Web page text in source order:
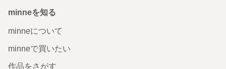
minneを知る
minneについて
minneで買いたい
作品をさがす